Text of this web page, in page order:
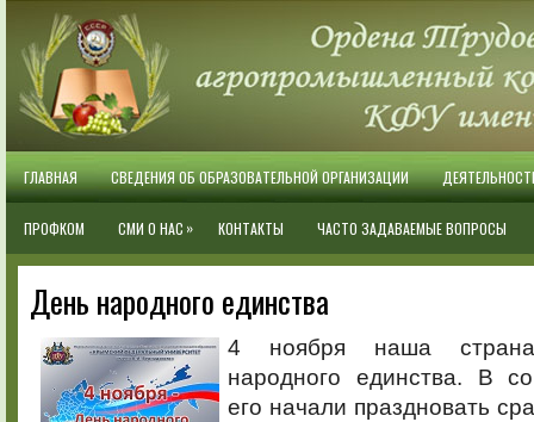
ГЛАВНАЯ СВЕДЕНИЯ ОБ ОБРАЗОВАТЕЛЬНОЙ ОРГАНИЗАЦИИ
ПРОФКОМ СМИ О НАС » КОНТАКТЫ ЧАСТО ЗАДАВАЕМЫЕ ВОПРОСЫ
День народного единства
4 ноября наша
народного единства. В
его начали праздновать